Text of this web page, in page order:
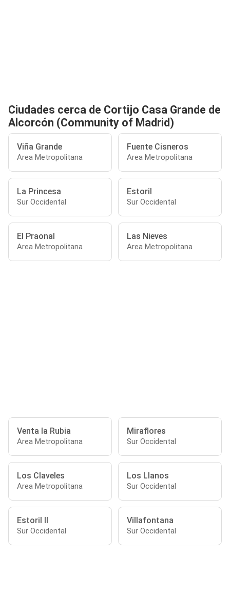
Ciudades cerca de Cortijo Casa Grande de
Alcorcón (Community of Madrid)
Viña Grande
Area Metropolitana
Fuente Cisneros
Area Metropolitana
La Princesa
Sur Occidental
Estoril
Sur Occidental
El Praonal
Area Metropolitana
Las Nieves
Area Metropolitana
Venta la Rubia
Area Metropolitana
Miraflores
Sur Occidental
Los Claveles
Area Metropolitana
Los Llanos
Sur Occidental
Estoril II
Sur Occidental
Villafontana
Sur Occidental